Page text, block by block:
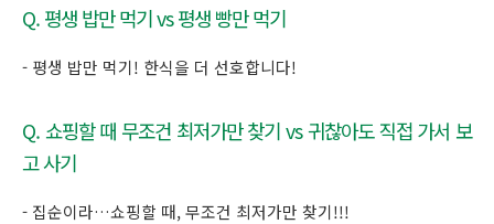
Q. 평생 밥만 먹기 vs 평생 빵만 먹기
- 평생 밥만 먹기! 한식을 더 선호합니다!
Q. 쇼핑할 때 무조건 최저가만 찾기 vs 귀찮아도 직접 가서 보
고 사기
- 집순이라…쇼핑할 때, 무조건 최저가만 찾기!!!